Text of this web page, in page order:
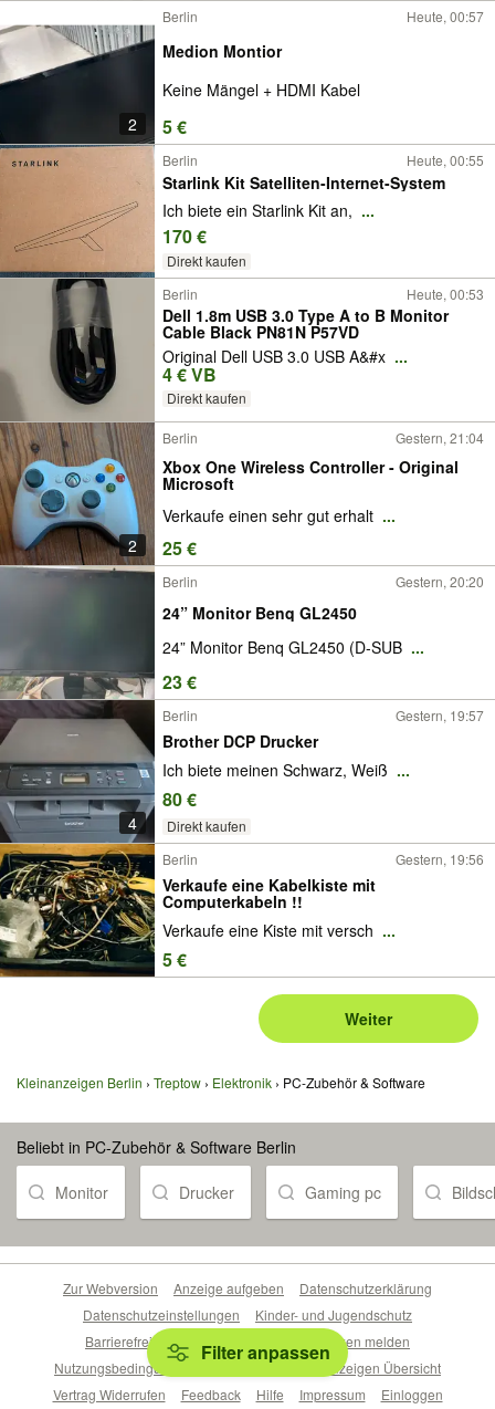
2
Berlin Heute, 00:57
Medion Montior
Keine Mängel + HDMI Kabel
5 €
Berlin Heute, 00:55
Starlink Kit Satelliten-Internet-System
Ich biete ein Starlink Kit an, ...
170 €
Direkt kaufen
Berlin
Heute, 00:53
Dell 1.8m USB 3.0 Type A to B Monitor
Cable Black PN81N P57VD
Original Dell USB 3.0 USB A&#x ...
4 € VB
Direkt kaufen
2
Berlin Gestern, 21:04
Xbox One Wireless Controller - Original
Microsoft
Verkaufe einen sehr gut erhalt ...
25 €
Berlin Gestern, 20:20
24” Monitor Benq GL2450
24” Monitor Benq GL2450 (D-SUB ...
23 €
4
Berlin Gestern, 19:57
Brother DCP Drucker
Ich biete meinen Schwarz, Weiß ...
80 €
Direkt kaufen
Berlin
Gestern, 19:56
Verkaufe eine Kabelkiste mit
Computerkabeln !!
Verkaufe eine Kiste mit versch ...
5 €
Weiter
Kleinanzeigen Berlin Treptow Elektronik PC-Zubehör & Software
Beliebt in PC-Zubehör & Software Berlin
Monitor Drucker Gaming pc
Filter anpassen
Zur Webversion Anzeige aufgeben
Datenschutzerklärung
Datenschutzeinstellungen
Kinder- und Jugendschutz
Barrierefreiheitserklärung
Sicherheitslücken melden
Nutzungsbedingungen
Beliebte Suchen
Anzeigen Übersicht
Vertrag Widerrufen
Feedback Hilfe Impressum Einloggen